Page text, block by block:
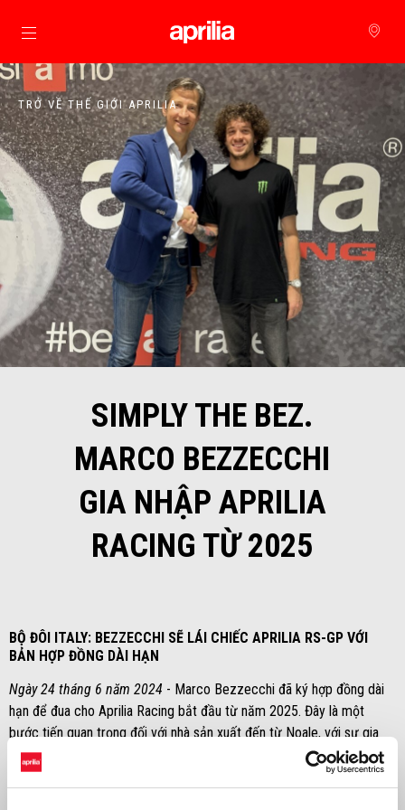
Đi đến bảng tin chính
TRỞ VỀ THẾ GIỚI APRILIA
SIMPLY THE BEZ.
MARCO BEZZECCHI
GIA NHẬP APRILIA
RACING TỪ 2025
BỘ ĐÔI ITALY: BEZZECCHI SẼ LÁI CHIẾC APRILIA RS-GP VỚI
BẢN HỢP ĐỒNG DÀI HẠN
Ngày 24 tháng 6 năm 2024 - Marco Bezzecchi đã ký hợp đồng dài
hạn để đua cho Aprilia Racing bắt đầu từ năm 2025. Đây là một
bước tiến quan trọng đối với nhà sản xuất đến từ Noale, với sự gia
nhập của tay đua chính thức người Ý ở hạng đua cao nhất, sau màn
ra mắt MotoGP của Lorenzo Savadori vào năm 2020.